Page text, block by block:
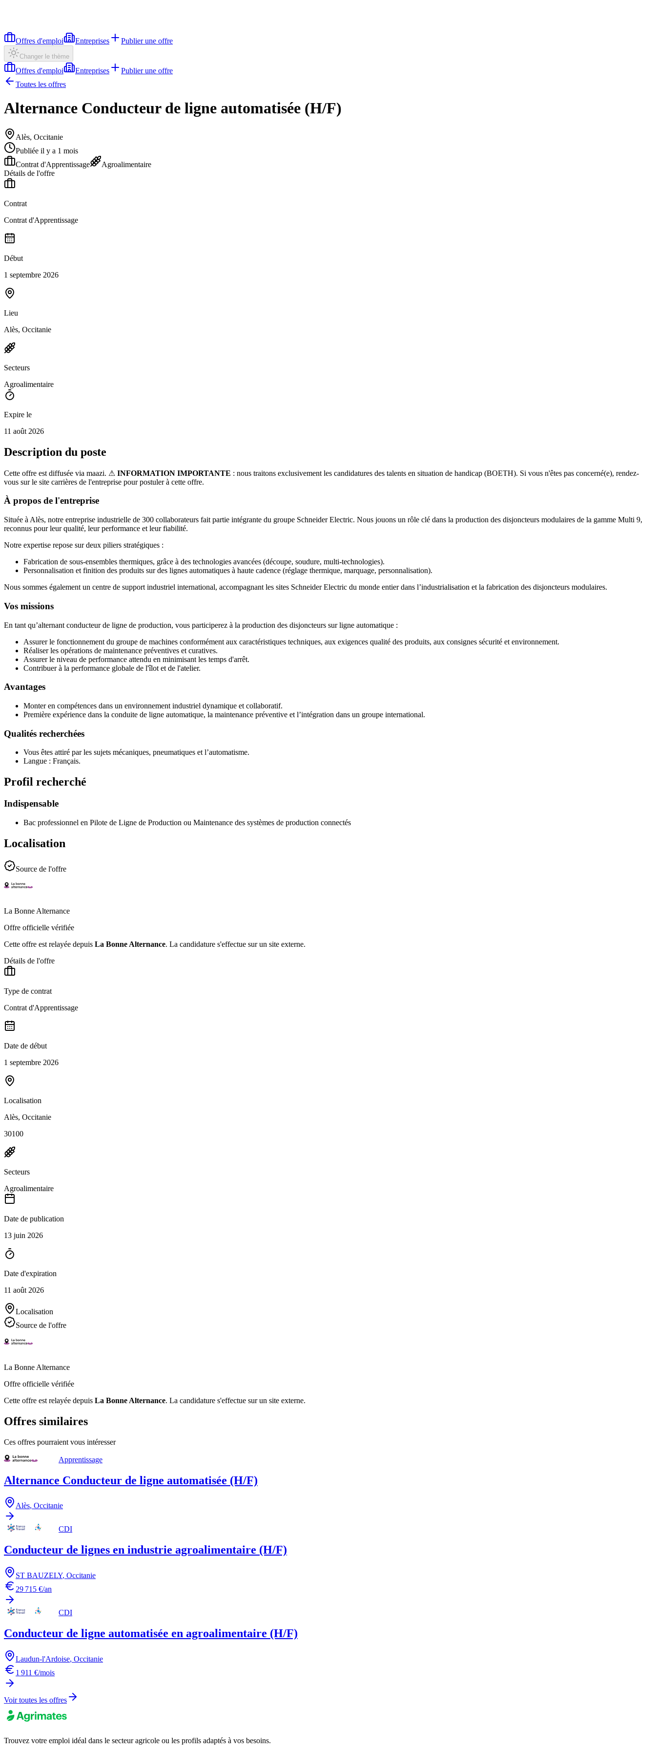
Offres d'emploi Entreprises Publier une offre
Changer le thème
Offres d'emploi Entreprises
Publier une offre
Toutes les offres
Alternance Conducteur de ligne automatisée (H/F)
Alès, Occitanie
Publiée il y a 1 mois
Contrat d'Apprentissage
Agroalimentaire
Détails de l'offre
Contrat
Contrat d'Apprentissage
Début
1 septembre 2026
Lieu
Alès, Occitanie
Secteurs
Agroalimentaire
Expire le
11 août 2026
Description du poste
Cette offre est diffusée via maazi. ⚠ INFORMATION IMPORTANTE : nous traitons exclusivement les candidatures des talents en situation de handicap (BOETH). Si vous n'êtes pas concerné(e), rendez-
vous sur le site carrières de l'entreprise pour postuler à cette offre.
À propos de l'entreprise
Située à Alès, notre entreprise industrielle de 300 collaborateurs fait partie intégrante du groupe Schneider Electric. Nous jouons un rôle clé dans la production des disjoncteurs modulaires de la gamme Multi 9,
reconnus pour leur qualité, leur performance et leur fiabilité.
Notre expertise repose sur deux piliers stratégiques :
Fabrication de sous-ensembles thermiques, grâce à des technologies avancées (découpe, soudure, multi-technologies).
Personnalisation et finition des produits sur des lignes automatiques à haute cadence (réglage thermique, marquage, personnalisation).
Nous sommes également un centre de support industriel international, accompagnant les sites Schneider Electric du monde entier dans l’industrialisation et la fabrication des disjoncteurs modulaires.
Vos missions
En tant qu’alternant conducteur de ligne de production, vous participerez à la production des disjoncteurs sur ligne automatique :
Assurer le fonctionnement du groupe de machines conformément aux caractéristiques techniques, aux exigences qualité des produits, aux consignes sécurité et environnement.
Réaliser les opérations de maintenance préventives et curatives.
Assurer le niveau de performance attendu en minimisant les temps d'arrêt.
Contribuer à la performance globale de l'îlot et de l'atelier.
Avantages
Monter en compétences dans un environnement industriel dynamique et collaboratif.
Première expérience dans la conduite de ligne automatique, la maintenance préventive et l’intégration dans un groupe international.
Qualités recherchées
Vous êtes attiré par les sujets mécaniques, pneumatiques et l’automatisme.
Langue : Français.
Profil recherché
Indispensable
Bac professionnel en Pilote de Ligne de Production ou Maintenance des systèmes de production connectés
Localisation
Source de l'offre
La Bonne Alternance
Offre officielle vérifiée
Cette offre est relayée depuis La Bonne Alternance. La candidature s'effectue sur un site externe.
Détails de l'offre
Type de contrat
Contrat d'Apprentissage
Date de début
1 septembre 2026
Localisation
Alès, Occitanie
30100
Secteurs
Agroalimentaire
Date de publication
13 juin 2026
Date d'expiration
11 août 2026
Localisation
Source de l'offre
La Bonne Alternance
Offre officielle vérifiée
Cette offre est relayée depuis La Bonne Alternance. La candidature s'effectue sur un site externe.
Offres similaires
Ces offres pourraient vous intéresser
Apprentissage
Alternance Conducteur de ligne automatisée (H/F)
Alès, Occitanie
CDI
Conducteur de lignes en industrie agroalimentaire (H/F)
ST BAUZELY, Occitanie
29 715 €/an
CDI
Conducteur de ligne automatisée en agroalimentaire (H/F)
Laudun-l'Ardoise, Occitanie
1 911 €/mois
Voir toutes les offres
Trouvez votre emploi idéal dans le secteur agricole ou les profils adaptés à vos besoins.